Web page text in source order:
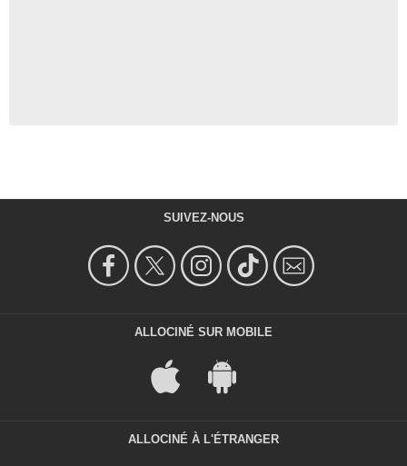
SUIVEZ-NOUS
ALLOCINÉ SUR MOBILE
ALLOCINÉ À L'ÉTRANGER